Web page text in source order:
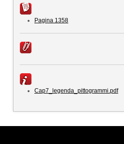
Pagina 1358
Cap7_legenda_pittogrammi.pdf